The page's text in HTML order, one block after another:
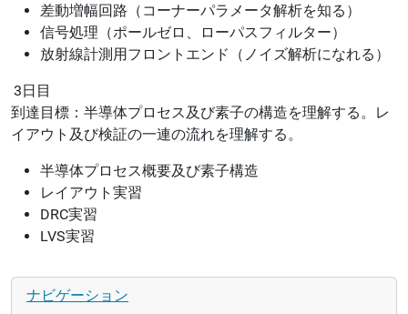
差動増幅回路（コーナーパラメータ解析を知る）
信号処理（ポールゼロ、ローパスフィルター）
放射線計測用フロントエンド（ノイズ解析になれる）
3日目
到達目標：半導体プロセス及び素子の構造を理解する。レ
イアウト及び検証の一連の流れを理解する。
半導体プロセス概要及び素子構造
レイアウト実習
DRC実習
LVS実習
ナビゲーション